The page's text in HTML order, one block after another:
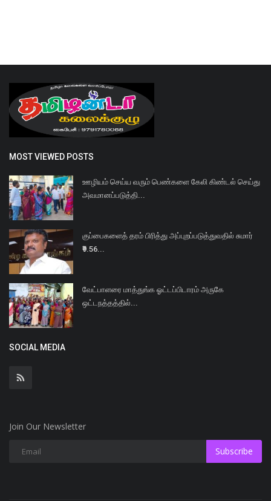
MOST VIEWED POSTS
ஊழியம் செய்ய வரும் பெண்களை கேலி கிண்டல் செய்து
அவமானப்படுத்தி...
குப்பைகளைத் தரம் பிரித்து அப்புறப்படுத்துவதில் சுமார்
₹9.56...
வேட்பாளரை மாத்துங்க ஓட்டப்பிடாரம் அருகே
ஒட்டநத்தத்தில்...
SOCIAL MEDIA
Join Our Newsletter
Subscribe